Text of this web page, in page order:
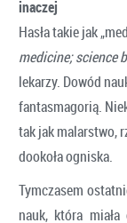
inaczej
Hasła takie jak
medicine; science
lekarzy. Dowód
fantasmagorią.
tak jak malarstwo,
dookoła ogniska.
Tymczasem
nauk, która